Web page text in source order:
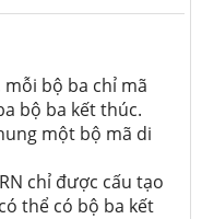
mỗi bộ ba chỉ mã
bộ ba kết thúc.
một bộ mã di
chỉ được cấu tạo
thể có bộ ba kết